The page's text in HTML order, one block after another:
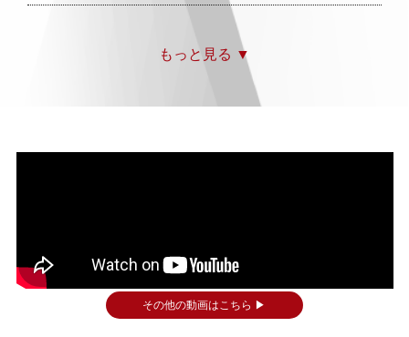
もっと見る ▼
その他の動画はこちら ▶